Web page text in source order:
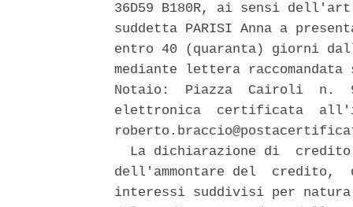
36D59 B180R, ai sensi
suddetta PARISI Anna a
entro 40 (quaranta) giorni
mediante lettera
Notaio:  Piazza  Cairoli  n.
elettronica  certificata
La dichiarazione di
dell'ammontare del
interessi suddivisi per